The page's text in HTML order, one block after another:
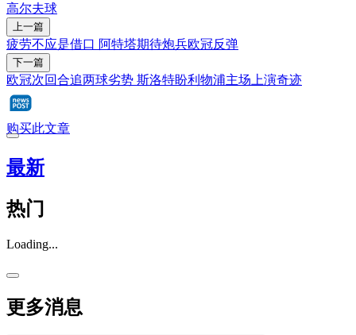
高尔夫球
上一篇
疲劳不应是借口 阿特塔期待炮兵欧冠反弹
下一篇
欧冠次回合追两球劣势 斯洛特盼利物浦主场上演奇迹
购买此文章
最新
热门
Loading...
更多消息